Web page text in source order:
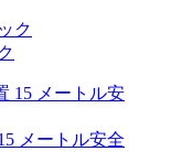
メートル安全